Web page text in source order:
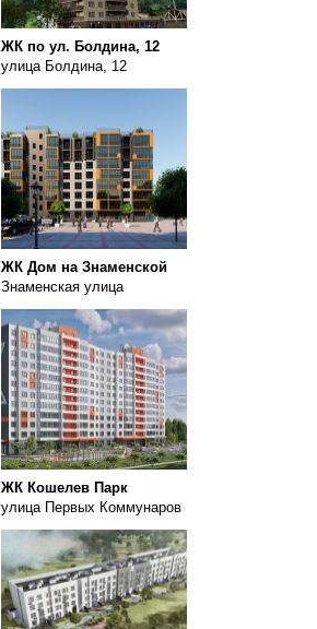
ЖК по ул. Болдина, 12
улица Болдина, 12
ЖК Дом на Знаменской
Знаменская улица
ЖК Кошелев Парк
улица Первых Коммунаров